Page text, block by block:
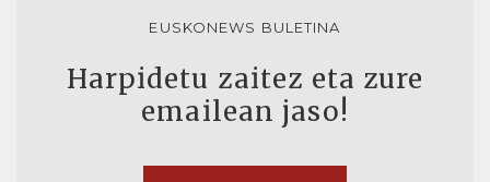
EUSKONEWS BULETINA
Harpidetu zaitez eta zure
emailean jaso!